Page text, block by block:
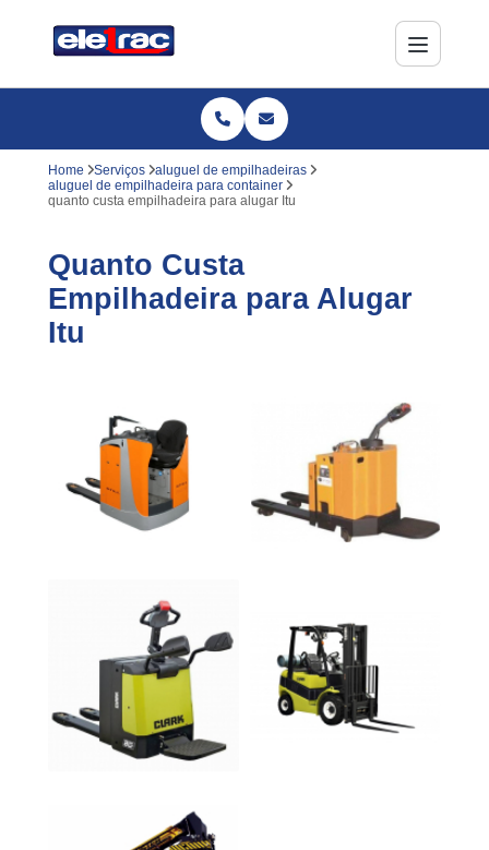
Home Serviços
aluguel de empilhadeiras
aluguel de empilhadeira para container
quanto custa empilhadeira para alugar Itu
Quanto Custa
Empilhadeira para Alugar
Itu